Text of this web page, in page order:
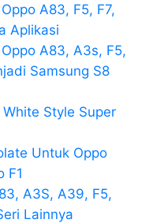
A83, F5, F7,
Aplikasi
A83, A3s, F5,
Samsung S8
Style Super
Untuk Oppo
F1
A3S, A39, F5,
Lainnya